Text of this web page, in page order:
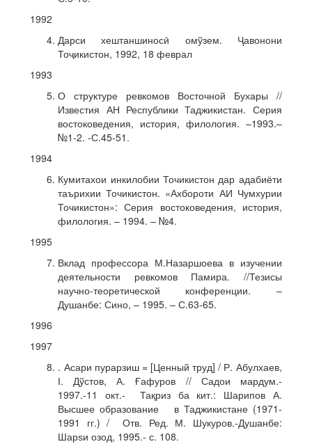
1992
Дарси хештаншиносӣ омўзем. Ҷавонони
Тоҷикистон, 1992, 18 феврал
1993
О структуре ревкомов Восточной Бухары //
Известия АН Республики Таджикистан. Серия
востоковедения, история, филология. –1993.–
№1-2. -С.45-51.
1994
Кумитахои инкилобии Точикистон дар адабиёти
таърихии Точикистон. «Ахбороти АИ Чумхурии
Точикистон»: Серия востоковедения, история,
филология. – 1994. – №4.
1995
Вклад профессора М.Назаршоева в изучении
деятельности ревкомов Памира. //Тезисы
научно-теоретической конференции. –
Душанбе: Сино, – 1995. – С.63-65.
1996
1997
. Асари пурарзиш = [Ценный труд] / Р. Абулхаев,
І. Дўстов, А. Ғафуров // Садои мардум.-
1997.-11 окт.- Тақриз ба кит.: Шарипов А.
Высшее образование в Таджикистане (1971-
1991 гг.) / Отв. Ред. М. Шукуров.-Душанбе:
Шарѕи озод, 1995.- с. 108.